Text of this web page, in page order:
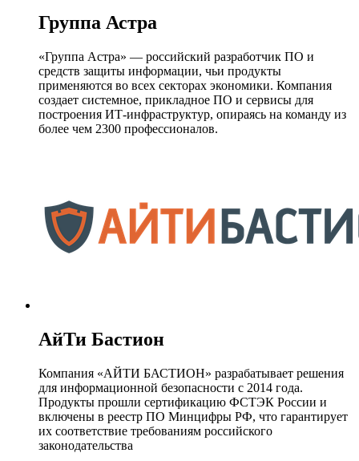
Группа Астра
«Группа Астра» — российский разработчик ПО и
средств защиты информации, чьи продукты
применяются во всех секторах экономики. Компания
создает системное, прикладное ПО и сервисы для
построения ИТ-инфраструктур, опираясь на команду из
более чем 2300 профессионалов.
АйТи Бастион
Компания «АЙТИ БАСТИОН» разрабатывает решения
для информационной безопасности с 2014 года.
Продукты прошли сертификацию ФСТЭК России и
включены в реестр ПО Минцифры РФ, что гарантирует
их соответствие требованиям российского
законодательства